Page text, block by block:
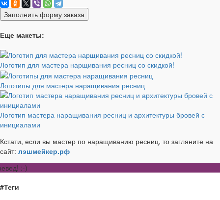
Заполнить форму заказа
Еще макеты:
Логотип для мастера нарщивания ресниц со скидкой!
Логотипы для мастера наращивания ресниц
Логотип мастера наращивания ресниц и архитектуры бровей с
инициалами
Кстати, если вы мастер по наращиванию ресниц, то загляните на
сайт: лэшмейкер.рф
:-)
#Теги